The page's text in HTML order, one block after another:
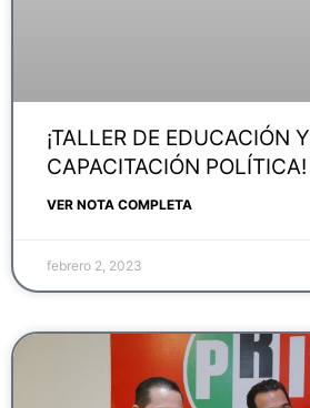
¡TALLER DE EDUCACIÓN Y
CAPACITACIÓN POLÍTICA!
VER NOTA COMPLETA
febrero 2, 2023